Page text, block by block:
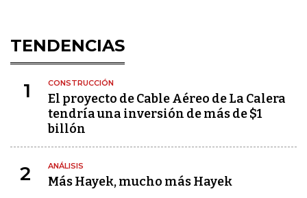
TENDENCIAS
1 CONSTRUCCIÓN
El proyecto de Cable Aéreo de La Calera
tendría una inversión de más de $1
billón
2 ANÁLISIS
Más Hayek, mucho más Hayek